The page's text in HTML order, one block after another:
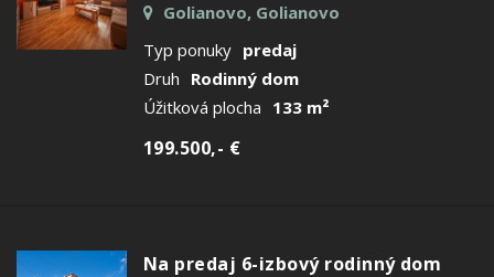
Golianovo, Golianovo
Typ ponuky predaj
Druh Rodinný dom
Úžitková plocha 133 m²
199.500,- €
Na predaj 6-izbový rodinný dom